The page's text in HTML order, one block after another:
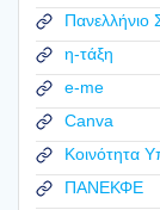
Πανελλήνιο
η-τάξη
e-me
Canva
Κοινότητα
ΠΑΝΕΚΦΕ